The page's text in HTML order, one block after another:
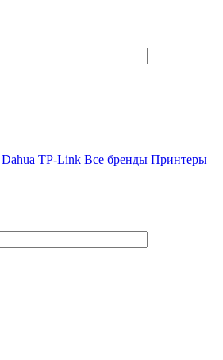
Dahua TP-Link Все бренды Принтеры